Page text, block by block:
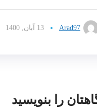
Arad97 13 آبان, 1400
را بنویسید